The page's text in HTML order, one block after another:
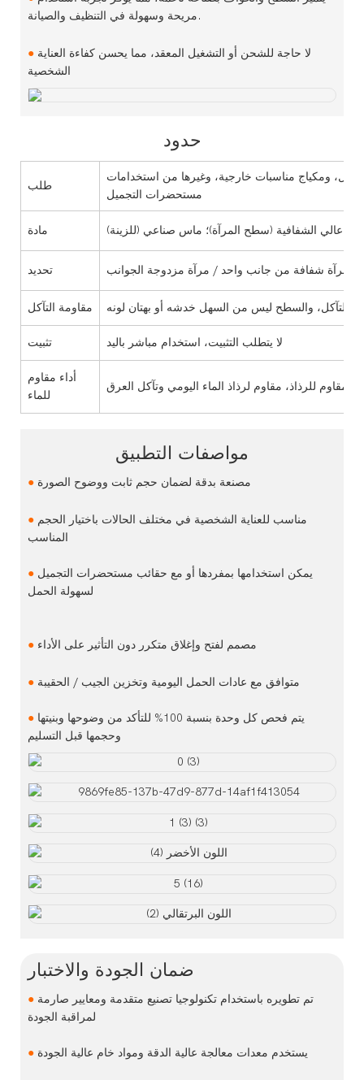
مريحة وسهولة في التنظيف والصيانة.
● لا حاجة للشحن أو التشغيل المعقد، مما يحسن كفاءة العناية
الشخصية
حدود
طلب
ومكياج مناسبات خارجية، وغيرها من استخدامات
مستحضرات التجميل
مادة عالي الشفافية (سطح المرآة)؛ ماس صناعي (للزينة)
تحديد
مقاومة التآكل
تثبيت لا يتطلب التثبيت، استخدام مباشر باليد
أداء مقاوم
للماء
مقاوم للرذاذ، مقاوم لرذاذ الماء اليومي وتآكل العرق
مواصفات التطبيق
● مصنعة بدقة لضمان حجم ثابت ووضوح الصورة
● مناسب للعناية الشخصية في مختلف الحالات باختيار الحجم
المناسب
● يمكن استخدامها بمفردها أو مع حقائب مستحضرات التجميل
لسهولة الحمل
● مصمم لفتح وإغلاق متكرر دون التأثير على الأداء
● متوافق مع عادات الحمل اليومية وتخزين الجيب / الحقيبة
● يتم فحص كل وحدة بنسبة 100% للتأكد من وضوحها وبنيتها
وحجمها قبل التسليم
ضمان الجودة والاختبار
●تم تطويره باستخدام تكنولوجيا تصنيع متقدمة ومعايير صارمة
لمراقبة الجودة
● يستخدم معدات معالجة عالية الدقة ومواد خام عالية الجودة